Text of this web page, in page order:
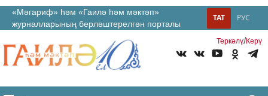
«Мәгариф» һәм «Гаилә һәм мәктәп»
журналларының берләштерелгән порталы
РУС
ТАТ
Теркəлү/Керү